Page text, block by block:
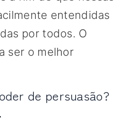
entendidas
por todos. O
ser o melhor
de persuasão?